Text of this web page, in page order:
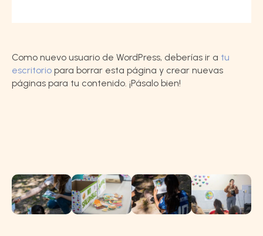
Como nuevo usuario de WordPress, deberías ir a tu
escritorio para borrar esta página y crear nuevas
páginas para tu contenido. ¡Pásalo bien!